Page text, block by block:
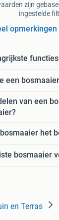
zijn
ingestelde
opmerkingen
een
van een
het
bosmaaier
en Terras